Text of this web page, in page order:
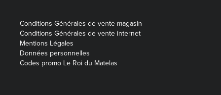
Conditions Générales de vente magasin
Conditions Générales de vente internet
Mentions Légales
Données personnelles
Codes promo Le Roi du Matelas